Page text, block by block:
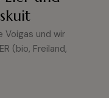
Voigas und wir
(bio, Freiland,